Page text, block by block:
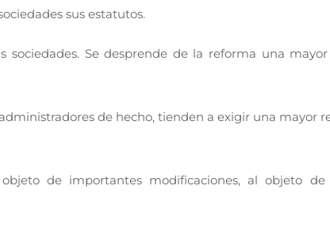
sus estatutos.
Se desprende de la reforma una
de hecho, tienden a exigir una mayor
de importantes modificaciones, al objeto